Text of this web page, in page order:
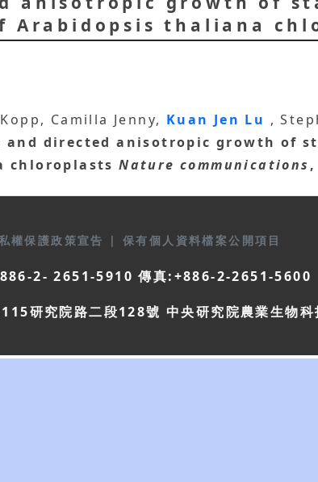
Arabidopsis thaliana
Camilla Jenny, Kuan Jen Lu ,
and directed anisotropic growth of
chloroplasts Nature communications
權保護政策宣告 | 保有個人資料檔案公開項目
2- 2651-5910 傳真:+886-2-2651-5600
研究院路二段128號 中央研究院農業生物科